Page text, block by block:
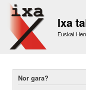
Ixa
Euskal
Nor gara?